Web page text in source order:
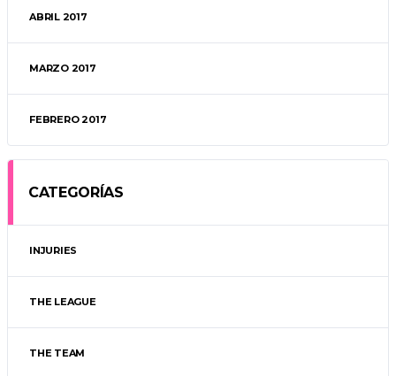
ABRIL 2017
MARZO 2017
FEBRERO 2017
CATEGORÍAS
INJURIES
THE LEAGUE
THE TEAM